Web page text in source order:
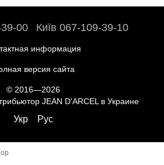
00 Київ 067-109-39-10
информация
версия сайта
© 2016—2026
JEAN D'ARCEL в Украине
Укр Рус